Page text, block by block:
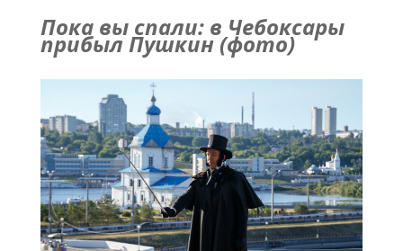
Пока вы спали: в Чебоксары
прибыл Пушкин (фото)